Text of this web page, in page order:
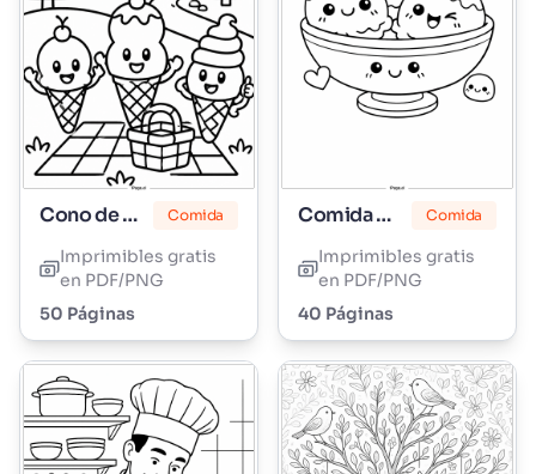
Cono de Helado Comida
Imprimibles gratis
en PDF/PNG
50 Páginas
Comida Bonita Comida
Imprimibles gratis
en PDF/PNG
40 Páginas